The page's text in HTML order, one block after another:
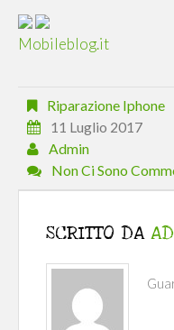
Mobileblog.it
Riparazione Iphone
11 Luglio 2017
Admin
Non Ci Sono
SCRITTO DA